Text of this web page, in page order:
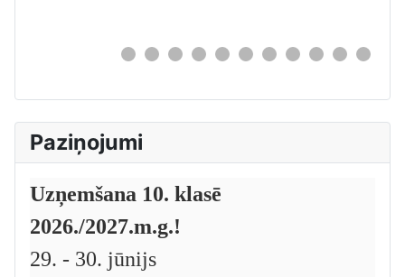
Paziņojumi
Uzņemšana 10. klasē
2026./2027.m.g.!
29. - 30. jūnijs